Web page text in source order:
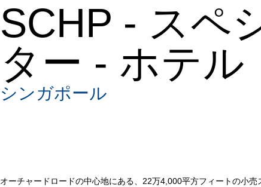
SCHP - スペ
ター - ホテル
シンガポール
オーチャードロードの中心地にある、22万4,000平方フィートの小